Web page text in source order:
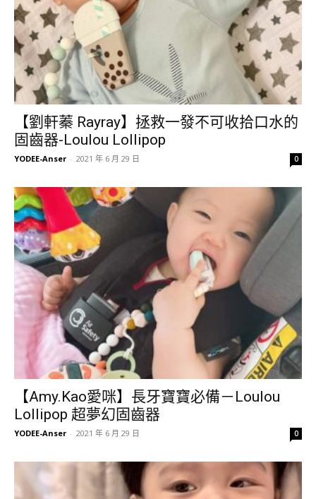
【劉軒蓁 Rayray】拯救一發不可收拾口水的
固齒器-Loulou Lollipop
YODEE-Anser - 2021 年 6 月 29 日 0
【Amy.Kao愛咪】長牙寶寶必備－Loulou
Lollipop 超夢幻固齒器
YODEE-Anser - 2021 年 6 月 29 日 0